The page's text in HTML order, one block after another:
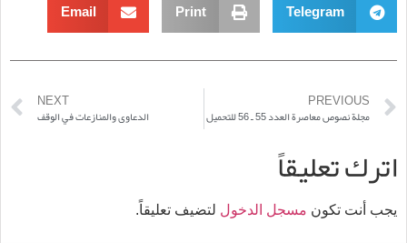
Telegram
Print
Email
PREVIOUS
مجلة نصوص معاصرة العدد 55 ـ 56 للتحميل
NEXT
الدعاوى والمنازعات في الوقف
اترك تعليقاً
يجب أنت تكون مسجل الدخول لتضيف تعليقاً.